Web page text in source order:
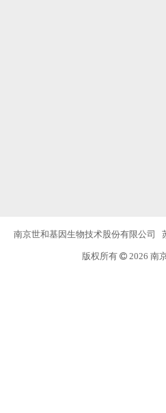
南京世和基因生物技术股份有限公司
版权所有  2026 南